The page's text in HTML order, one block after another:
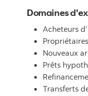
Domaines
Acheteurs
Nouveaux
Prêts
Transferts